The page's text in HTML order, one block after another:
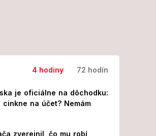
4 hodiny 72 hodín
je oficiálne na dôchodku:
cinkne na účet? Nemám
zverejnil, čo mu robí